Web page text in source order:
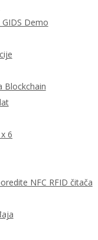
Demo
Blockchain
6
NFC RFID čitača